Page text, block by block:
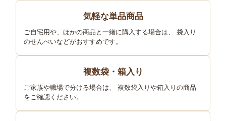
気軽な単品商品
ご自宅用や、ほかの商品と一緒に購入する場合は、 袋入り
のせんべいなどがおすすめです。
複数袋・箱入り
ご家族や職場で分ける場合は、 複数袋入りや箱入りの商品
をご確認ください。